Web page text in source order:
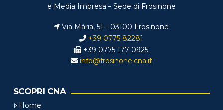
e Media Impresa – Sede di Frosinone
Via Mària, 51 – 03100 Frosinone
+39 0775 82281
+39 0775 177 0925
info@frosinone.cna.it
SCOPRI CNA
Home